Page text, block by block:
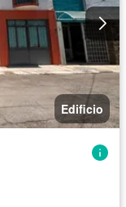
Edificio